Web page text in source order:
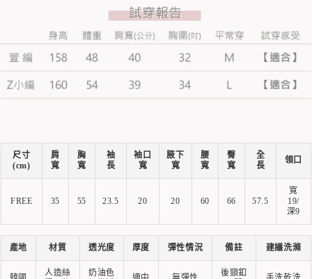
尺寸
(cm)
肩
寬
胸
寬
袖
長
袖口
寬
腋下
寬
腰
寬
臀
寬
全
長
領口
FREE 35 55 23.5 20 20 60 66 57.5
寬
19/
深9
產地 材質 透光度 厚度 彈性情況 備註 建議洗滌
人造絲
奶油色
後頸釦